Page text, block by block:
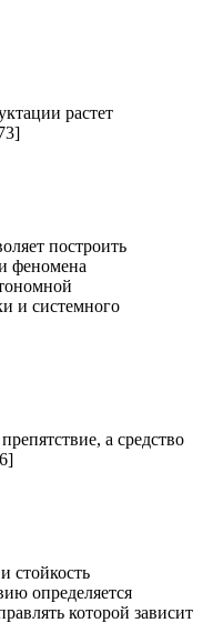
растет
построить
феномена
и системного
а средство
стойкость
определяется
которой зависит